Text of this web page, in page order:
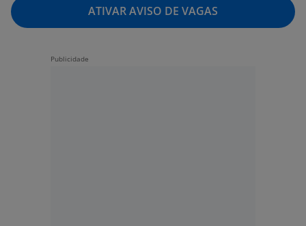
ATIVAR AVISO DE VAGAS